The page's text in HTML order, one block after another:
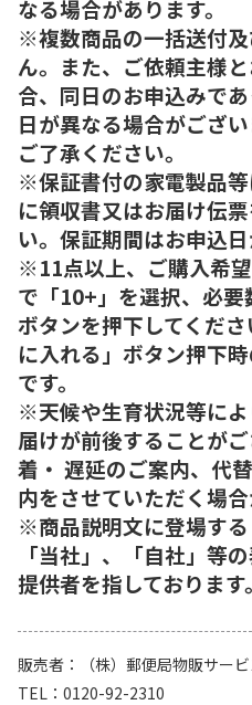
なる場合があります。
※複数商品の一括送付
ん。また、ご依頼主様
合、同日のお申込みで
日が異なる場合がござ
ご了承ください。
※保証書付の家電製品
に領収書又はお届け伝
い。保証期間はお申込日
※11点以上、ご購入希
で「10+」を選択、必要
ボタンを押下してくだ
に入れる」ボタン押下
です。
※天候や生育状況等に
届けが前後することが
着・ 遅延のご案内、代
内をさせていただく場合
※商品説明文に登場する
「当社」、「自社」等
提供者を指しております。
販売者
（株）郵便局物販サー
TEL
0120-92-2310